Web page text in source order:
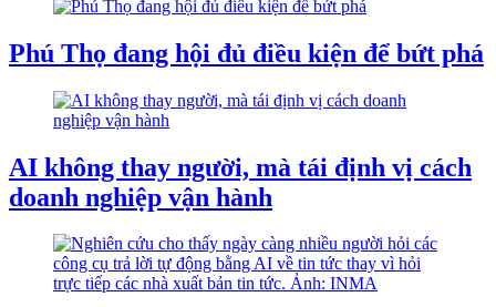
Phú Thọ đang hội đủ điều kiện để bứt phá
AI không thay người, mà tái định vị cách
doanh nghiệp vận hành